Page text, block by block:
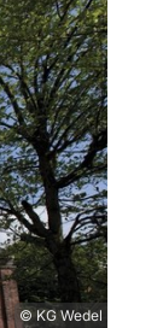
© KG Wedel